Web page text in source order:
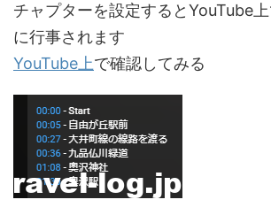
チャプターを設定するとYouTube
に行事されます
YouTube上で確認してみる